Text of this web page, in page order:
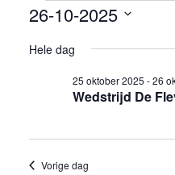
Evenementen
in
oktober
26-10-2025
een
Hele dag
Wedstrijd De
25 oktober 2025 -26
Vorige dag